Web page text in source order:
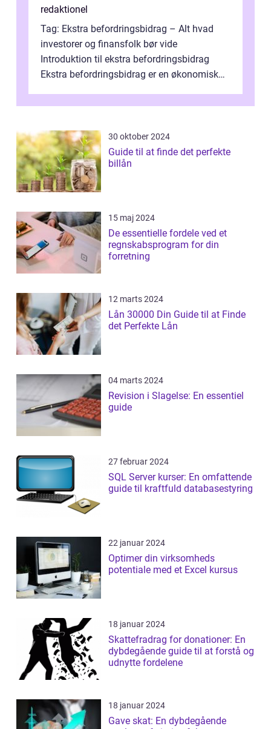
redaktionel
Tag: Ekstra befordringsbidrag – Alt hvad
investorer og finansfolk bør vide
Introduktion til ekstra befordringsbidrag
Ekstra befordringsbidrag er en økonomisk
30 oktober 2024
Guide til at finde det perfekte
billån
15 maj 2024
De essentielle fordele ved et
regnskabsprogram for din
forretning
12 marts 2024
Lån 30000 Din Guide til at Finde
det Perfekte Lån
04 marts 2024
Revision i Slagelse: En essentiel
guide
27 februar 2024
SQL Server kurser: En omfattende
guide til kraftfuld databasestyring
22 januar 2024
Optimer din virksomheds
potentiale med et Excel kursus
18 januar 2024
Skattefradrag for donationer: En
dybdegående guide til at forstå og
udnytte fordelene
18 januar 2024
Gave skat: En dybdegående